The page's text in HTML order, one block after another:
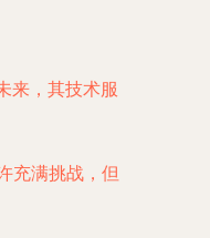
来，其技术服
充满挑战，但